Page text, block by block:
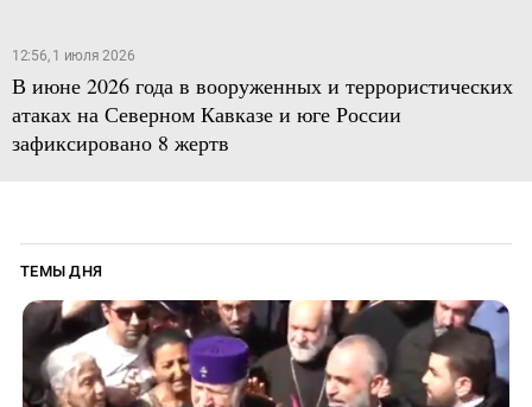
12:56, 1 июля 2026
В июне 2026 года в вооруженных и террористических
атаках на Северном Кавказе и юге России
зафиксировано 8 жертв
ТЕМЫ ДНЯ